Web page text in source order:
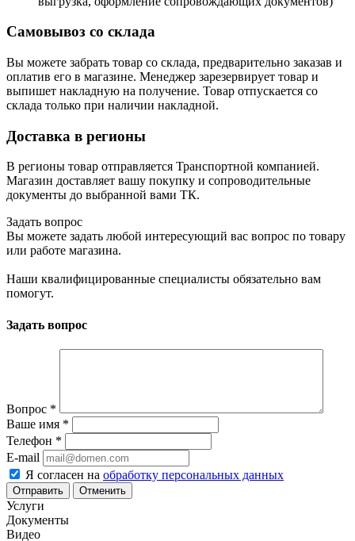
Самовывоз со склада
Вы можете забрать товар со склада, предварительно заказав и
оплатив его в магазине. Менеджер зарезервирует товар и
выпишет накладную на получение. Товар отпускается со
склада только при наличии накладной.
Доставка в регионы
В регионы товар отправляется Транспортной компанией.
Магазин доставляет вашу покупку и сопроводительные
документы до выбранной вами ТК.
Задать вопрос
Вы можете задать любой интересующий вас вопрос по товару
или работе магазина.
Наши квалифицированные специалисты обязательно вам
помогут.
Задать вопрос
Вопрос *
Ваше имя *
Телефон *
E-mail
Я согласен на обработку персональных данных
Отменить
Услуги
Документы
Видео